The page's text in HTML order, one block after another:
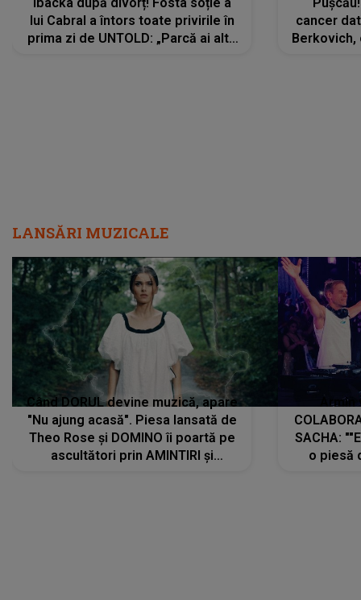
Ibacka după divorț! Fosta soție a
lui Cabral a întors toate privirile în
prima zi de UNTOLD: „Parcă ai altă
cancer
LANSĂRI MUZICALE
Când DORUL devine muzică, apare
"Nu ajung acasă". Piesa lansată de
Theo Rose și DOMINO îi poartă pe
ascultători prin AMINTIRI și
SACHA:
o piesă